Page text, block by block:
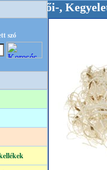
szó
Kegyeleti-